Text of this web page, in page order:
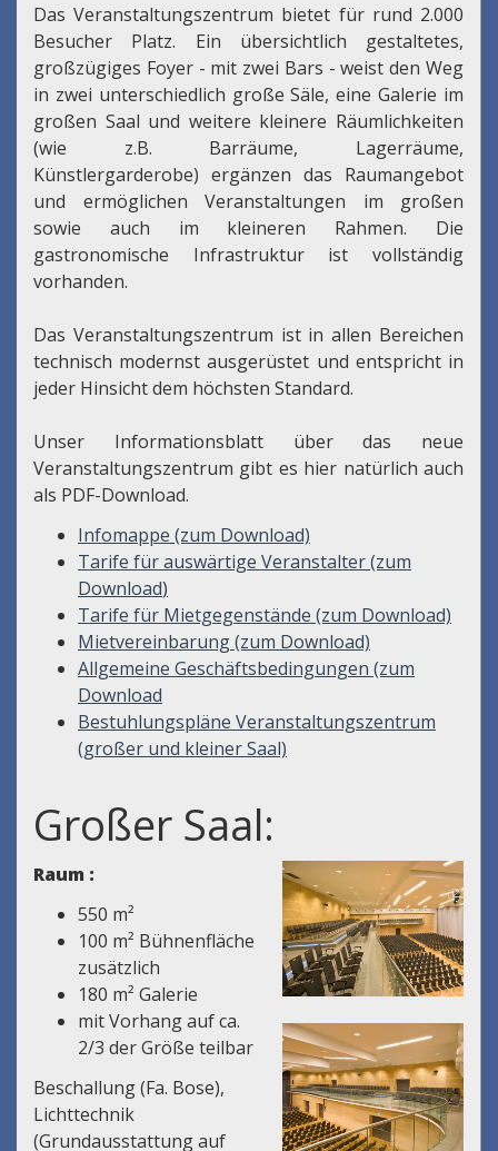
Das Veranstaltungszentrum bietet für rund 2.000
Besucher Platz. Ein übersichtlich gestaltetes,
großzügiges Foyer - mit zwei Bars - weist den Weg
in zwei unterschiedlich große Säle, eine Galerie im
großen Saal und weitere kleinere Räumlichkeiten
(wie z.B. Barräume, Lagerräume,
Künstlergarderobe) ergänzen das Raumangebot
und ermöglichen Veranstaltungen im großen
sowie auch im kleineren Rahmen. Die
gastronomische Infrastruktur ist vollständig
vorhanden.
Das Veranstaltungszentrum ist in allen Bereichen
technisch modernst ausgerüstet und entspricht in
jeder Hinsicht dem höchsten Standard.
Unser Informationsblatt über das neue
Veranstaltungszentrum gibt es hier natürlich auch
als PDF-Download.
Infomappe (zum Download)
Tarife für auswärtige Veranstalter (zum
Download)
Tarife für Mietgegenstände (zum Download)
Mietvereinbarung (zum Download)
Allgemeine Geschäftsbedingungen (zum
Download
Bestuhlungspläne Veranstaltungszentrum
(großer und kleiner Saal)
Großer Saal:
Raum :
550 m²
100 m² Bühnenfläche
zusätzlich
180 m² Galerie
mit Vorhang auf ca.
2/3 der Größe teilbar
Beschallung (Fa. Bose),
Lichttechnik
(Grundausstattung auf